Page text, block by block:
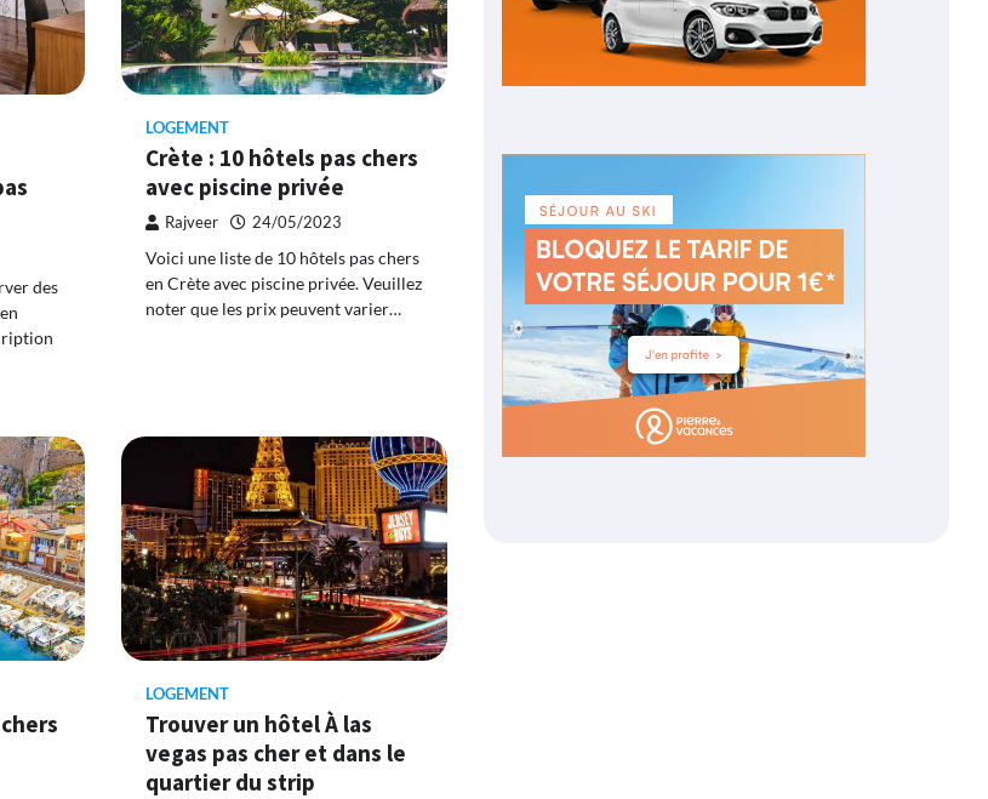
des
LOGEMENT
Crète : 10 hôtels pas chers
avec piscine privée
Rajveer 24/05/2023
Voici une liste de 10 hôtels pas chers
en Crète avec piscine privée. Veuillez
noter que les prix peuvent varier…
LOGEMENT
Trouver un hôtel À las
vegas pas cher et dans le
quartier du strip